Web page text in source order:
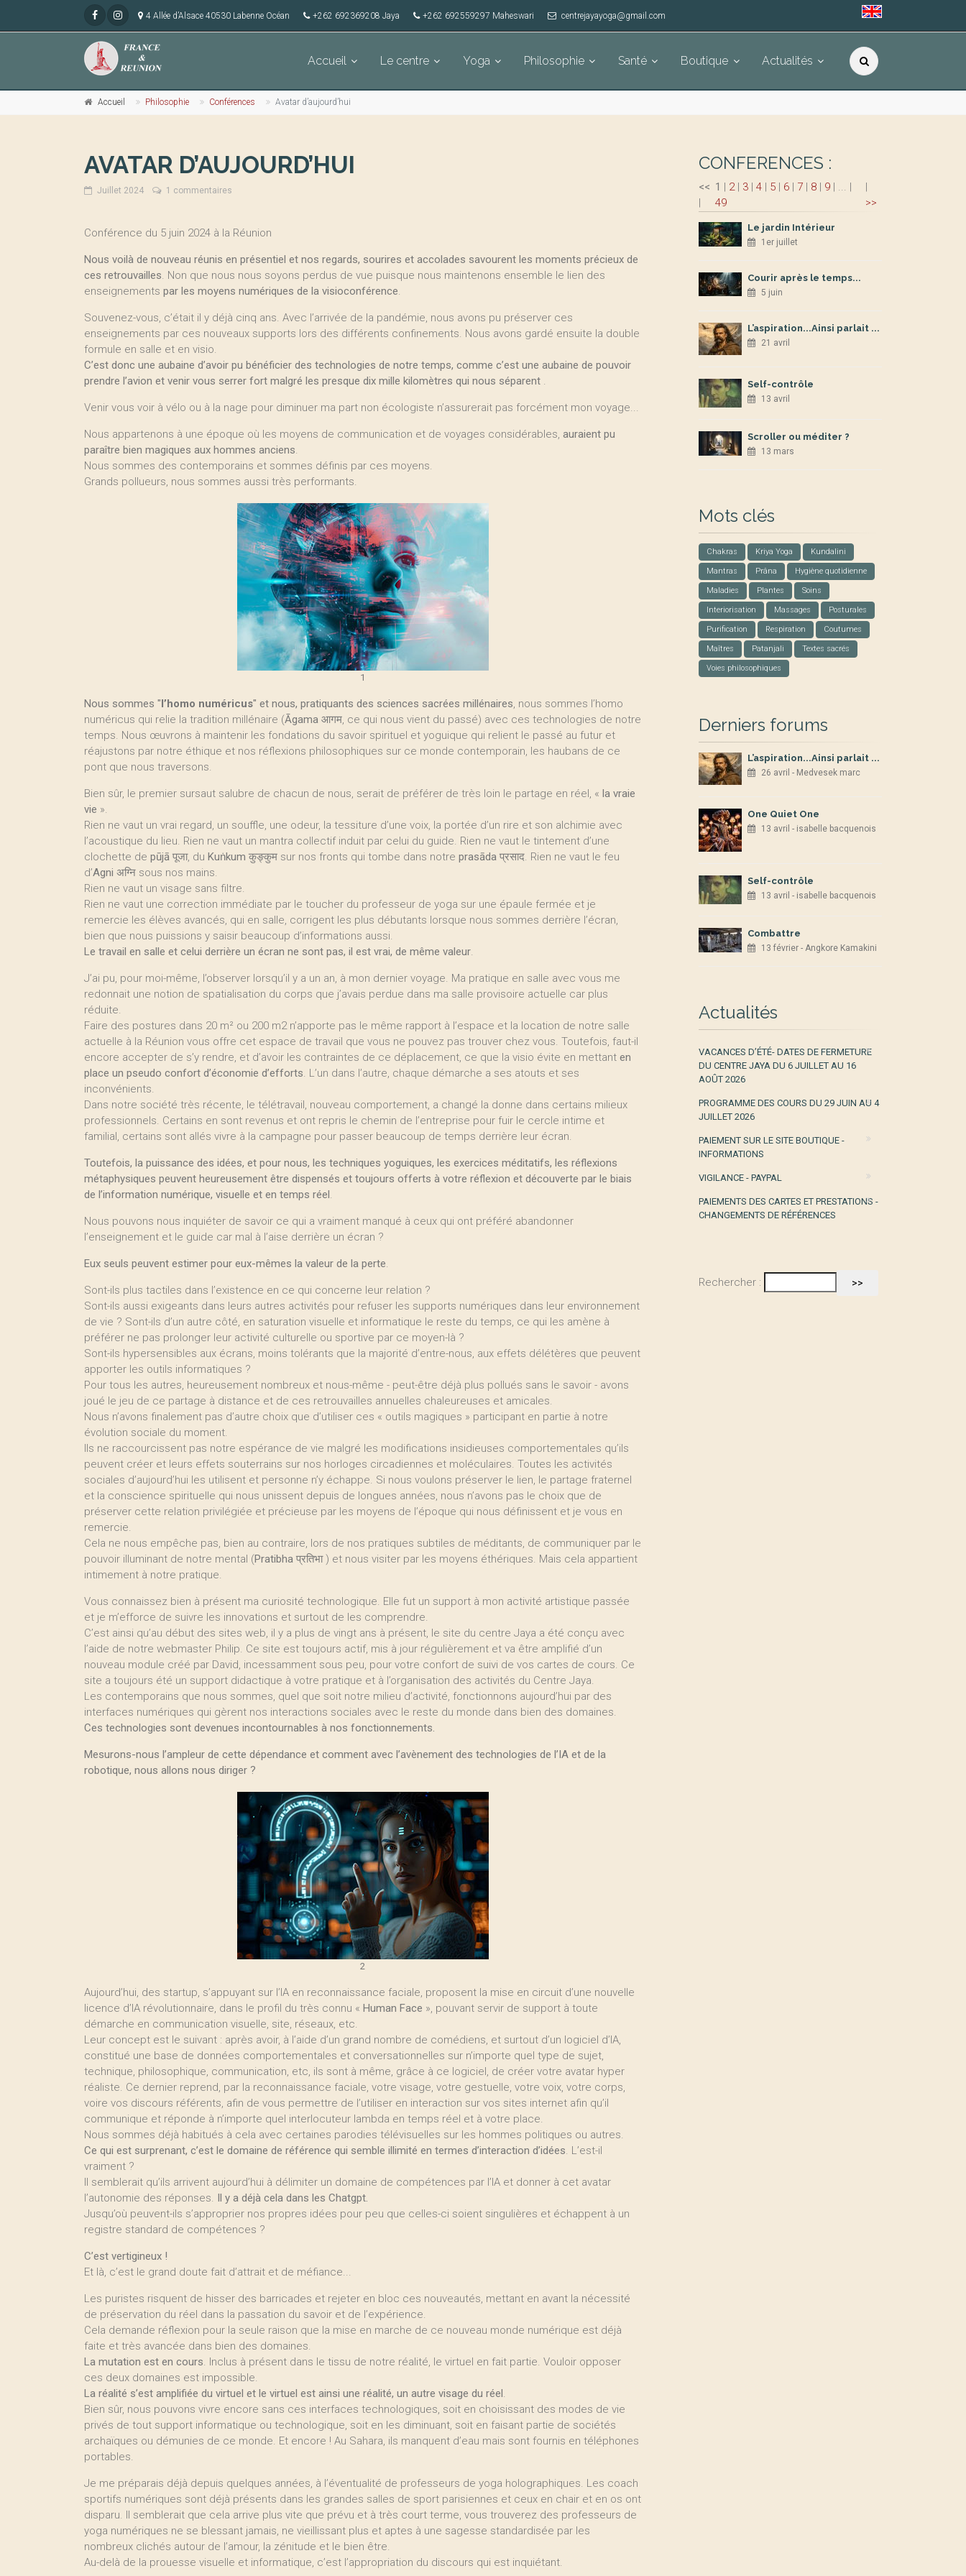
4 Allée d’Alsace 40530 Labenne Océan +262 692369208 Jaya +262 692559297 Maheswari centrejayayoga@gmail.com
Accueil Le centre Yoga Philosophie Santé Boutique Actualités
Accueil Philosophie Conférences Avatar d’aujourd’hui
AVATAR D’AUJOURD’HUI
Juillet 2024 1 commentaires
Conférence du 5 juin 2024 à la Réunion
Nous voilà de nouveau réunis en présentiel et nos regards, sourires et accolades savourent les moments précieux de
ces retrouvailles. Non que nous nous soyons perdus de vue puisque nous maintenons ensemble le lien des
enseignements par les moyens numériques de la visioconférence.
Souvenez-vous, c’était il y déjà cinq ans. Avec l’arrivée de la pandémie, nous avons pu préserver ces
enseignements par ces nouveaux supports lors des différents confinements. Nous avons gardé ensuite la double
formule en salle et en visio.
C’est donc une aubaine d’avoir pu bénéficier des technologies de notre temps, comme c’est une aubaine de pouvoir
prendre l’avion et venir vous serrer fort malgré les presque dix mille kilomètres qui nous séparent ­ .
Venir vous voir à vélo ou à la nage pour diminuer ma part non écologiste n’assurerait pas forcément mon voyage...
Nous appartenons à une époque où les moyens de communication et de voyages considérables, auraient pu
paraître bien magiques aux hommes anciens.
Nous sommes des contemporains et sommes définis par ces moyens.
Grands pollueurs, nous sommes aussi très performants.
1
Nous sommes "l’homo numéricus" et nous, pratiquants des sciences sacrées millénaires, nous sommes l’homo
numéricus qui relie la tradition millénaire (Āgama आगम, ce qui nous vient du passé) avec ces technologies de notre
temps. Nous œuvrons à maintenir les fondations du savoir spirituel et yoguique qui relient le passé au futur et
réajustons par notre éthique et nos réflexions philosophiques sur ce monde contemporain, les haubans de ce
pont que nous traversons.
Bien sûr, le premier sursaut salubre de chacun de nous, serait de préférer de très loin le partage en réel, « la vraie
vie­ ».
Rien ne vaut un vrai regard, un souffle, une odeur, la tessiture d’une voix, la portée d’un rire et son alchimie avec
l’acoustique du lieu. Rien ne vaut un mantra collectif induit par celui du guide. Rien ne vaut le tintement d’une
clochette de pūjā पूजा, du Kuṅkum कुङ्कुम sur nos fronts qui tombe dans notre prasāda प्रसाद. Rien ne vaut le feu
d’Agni अग्नि sous nos mains.
Rien ne vaut un visage sans filtre.
Rien ne vaut une correction immédiate par le toucher du professeur de yoga sur une épaule fermée et je
remercie les élèves avancés, qui en salle, corrigent les plus débutants lorsque nous sommes derrière l’écran,
bien que nous puissions y saisir beaucoup d’informations aussi.
Le travail en salle et celui derrière un écran ne sont pas, il est vrai, de même valeur.
J’ai pu, pour moi-même, l’observer lorsqu’il y a un an, à mon dernier voyage. Ma pratique en salle avec vous me
redonnait une notion de spatialisation du corps que j’avais perdue dans ma salle provisoire actuelle car plus
réduite.
Faire des postures dans 20 m² ou 200 m2 n’apporte pas le même rapport à l’espace et la location de notre salle
actuelle à la Réunion vous offre cet espace de travail que vous ne pouvez pas trouver chez vous. Toutefois, faut-il
encore accepter de s’y rendre, et d’avoir les contraintes de ce déplacement, ce que la visio évite en mettant en
place un pseudo confort d’économie d’efforts. L’un dans l’autre, chaque démarche a ses atouts et ses
inconvénients.
Dans notre société très récente, le télétravail, nouveau comportement, a changé la donne dans certains milieux
professionnels. Certains en sont revenus et ont repris le chemin de l’entreprise pour fuir le cercle intime et
familial, certains sont allés vivre à la campagne pour passer beaucoup de temps derrière leur écran.
Toutefois, la puissance des idées, et pour nous, les techniques yoguiques, les exercices méditatifs, les réflexions
métaphysiques peuvent heureusement être dispensés et toujours offerts à votre réflexion et découverte par le biais
de l’information numérique, visuelle et en temps réel.
Nous pouvons nous inquiéter de savoir ce qui a vraiment manqué à ceux qui ont préféré abandonner
l’enseignement et le guide car mal à l’aise derrière un écran ?
Eux seuls peuvent estimer pour eux-mêmes la valeur de la perte.
Sont-ils plus tactiles dans l’existence en ce qui concerne leur relation ?
Sont-ils aussi exigeants dans leurs autres activités pour refuser les supports numériques dans leur environnement
de vie ? Sont-ils d’un autre côté, en saturation visuelle et informatique le reste du temps, ce qui les amène à
préférer ne pas prolonger leur activité culturelle ou sportive par ce moyen-là ?
Sont-ils hypersensibles aux écrans, moins tolérants que la majorité d’entre-nous, aux effets délétères que peuvent
apporter les outils informatiques ?
Pour tous les autres, heureusement nombreux et nous-même - peut-être déjà plus pollués sans le savoir - avons
joué le jeu de ce partage à distance et de ces retrouvailles annuelles chaleureuses et amicales.
Nous n’avons finalement pas d’autre choix que d’utiliser ces « outils magiques » participant en partie à notre
évolution sociale du moment.
Ils ne raccourcissent pas notre espérance de vie malgré les modifications insidieuses comportementales qu’ils
peuvent créer et leurs effets souterrains sur nos horloges circadiennes et moléculaires. Toutes les activités
sociales d’aujourd’hui les utilisent et personne n’y échappe. Si nous voulons préserver le lien, le partage fraternel
et la conscience spirituelle qui nous unissent depuis de longues années, nous n’avons pas le choix que de
préserver cette relation privilégiée et précieuse par les moyens de l’époque qui nous définissent et je vous en
remercie.
Cela ne nous empêche pas, bien au contraire, lors de nos pratiques subtiles de méditants, de communiquer par le
pouvoir illuminant de notre mental (Pratibha प्रतिभा ) et nous visiter par les moyens éthériques. Mais cela appartient
intimement à notre pratique.
Vous connaissez bien à présent ma curiosité technologique. Elle fut un support à mon activité artistique passée
et je m’efforce de suivre les innovations et surtout de les comprendre.
C’est ainsi qu’au début des sites web, il y a plus de vingt ans à présent, le site du centre Jaya a été conçu avec
l’aide de notre webmaster Philip. Ce site est toujours actif, mis à jour régulièrement et va être amplifié d’un
nouveau module créé par David, incessamment sous peu, pour votre confort de suivi de vos cartes de cours. Ce
site a toujours été un support didactique à votre pratique et à l’organisation des activités du Centre Jaya.
Les contemporains que nous sommes, quel que soit notre milieu d’activité, fonctionnons aujourd’hui par des
interfaces numériques qui gèrent nos interactions sociales avec le reste du monde dans bien des domaines.
Ces technologies sont devenues incontournables à nos fonctionnements.
Mesurons-nous l’ampleur de cette dépendance et comment avec l’avènement des technologies de l’IA et de la
robotique, nous allons nous diriger ?
2
Aujourd’hui, des startup, s’appuyant sur l’IA en reconnaissance faciale, proposent la mise en circuit d’une nouvelle
licence d’IA révolutionnaire, dans le profil du très connu « Human Face », pouvant servir de support à toute
démarche en communication visuelle, site, réseaux, etc.
Leur concept est le suivant : après avoir, à l’aide d’un grand nombre de comédiens, et surtout d’un logiciel d’IA,
constitué une base de données comportementales et conversationnelles sur n’importe quel type de sujet,
technique, philosophique, communication, etc, ils sont à même, grâce à ce logiciel, de créer votre avatar hyper
réaliste. Ce dernier reprend, par la reconnaissance faciale, votre visage, votre gestuelle, votre voix, votre corps,
voire vos discours référents, afin de vous permettre de l’utiliser en interaction sur vos sites internet afin qu’il
communique et réponde à n’importe quel interlocuteur lambda en temps réel et à votre place.
Nous sommes déjà habitués à cela avec certaines parodies télévisuelles sur les hommes politiques ou autres.
Ce qui est surprenant, c’est le domaine de référence qui semble illimité en termes d’interaction d’idées. L’est-il
vraiment ?
Il semblerait qu’ils arrivent aujourd’hui à délimiter un domaine de compétences par l’IA et donner à cet avatar
l’autonomie des réponses. Il y a déjà cela dans les Chatgpt.
Jusqu’où peuvent-ils s’approprier nos propres idées pour peu que celles-ci soient singulières et échappent à un
registre standard de compétences ?
C’est vertigineux !
Et là, c’est le grand doute fait d’attrait et de méfiance...
Les puristes risquent de hisser des barricades et rejeter en bloc ces nouveautés, mettant en avant la nécessité
de préservation du réel dans la passation du savoir et de l’expérience.
Cela demande réflexion pour la seule raison que la mise en marche de ce nouveau monde numérique est déjà
faite et très avancée dans bien des domaines.
La mutation est en cours. Inclus à présent dans le tissu de notre réalité, le virtuel en fait partie. Vouloir opposer
ces deux domaines est impossible.
La réalité s’est amplifiée du virtuel et le virtuel est ainsi une réalité, un autre visage du réel.
Bien sûr, nous pouvons vivre encore sans ces interfaces technologiques, soit en choisissant des modes de vie
privés de tout support informatique ou technologique, soit en les diminuant, soit en faisant partie de sociétés
archaïques ou démunies de ce monde. Et encore ! Au Sahara, ils manquent d’eau mais sont fournis en téléphones
portables.
Je me préparais déjà depuis quelques années, à l’éventualité de professeurs de yoga holographiques. Les coach
sportifs numériques sont déjà présents dans les grandes salles de sport parisiennes et ceux en chair et en os ont
disparu. Il semblerait que cela arrive plus vite que prévu et à très court terme, vous trouverez des professeurs de
yoga numériques ne se blessant jamais, ne vieillissant plus et aptes à une sagesse standardisée par les
nombreux clichés autour de l’amour, la zénitude et le bien être.
Au-delà de la prouesse visuelle et informatique, c’est l’appropriation du discours qui est inquiétant.
CONFERENCES :
<<
|
1 | 2| 3| 4| 5| 6| 7| 8| 9| ... |
49
|
>>
Le jardin Intérieur
1er juillet
Courir après le temps...
5 juin
L’aspiration...Ainsi parlait ...
21 avril
Self-contrôle
13 avril
Scroller ou méditer ?
13 mars
Mots clés
Chakras Kriya Yoga Kundalini
Mantras Prâna Hygiène quotidienne
Maladies Plantes Soins
Interiorisation Massages Posturales
Purification Respiration Coutumes
Maîtres Patanjali Textes sacrés
Voies philosophiques
Derniers forums
L’aspiration...Ainsi parlait ...
26 avril - Medvesek marc
One Quiet One
13 avril - isabelle bacquenois
Self-contrôle
13 avril - isabelle bacquenois
Combattre
13 février - Angkore Kamakini
Actualités
VACANCES D’ÉTÉ- DATES DE FERMETURE
DU CENTRE JAYA DU 6 JUILLET AU 16
AOÛT 2026
PROGRAMME DES COURS DU 29 JUIN AU 4
JUILLET 2026
PAIEMENT SUR LE SITE BOUTIQUE -
INFORMATIONS
VIGILANCE - PAYPAL
PAIEMENTS DES CARTES ET PRESTATIONS -
CHANGEMENTS DE RÉFÉRENCES
Rechercher :